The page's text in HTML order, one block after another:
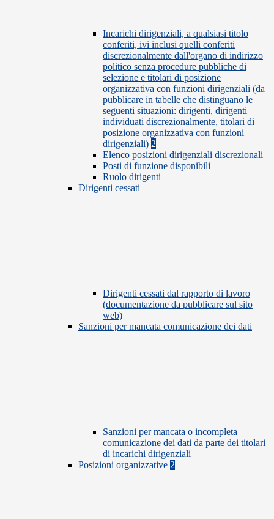
Incarichi dirigenziali, a qualsiasi titolo
conferiti, ivi inclusi quelli conferiti
discrezionalmente dall'organo di indirizzo
politico senza procedure pubbliche di
selezione e titolari di posizione
organizzativa con funzioni dirigenziali (da
pubblicare in tabelle che distinguano le
seguenti situazioni: dirigenti, dirigenti
individuati discrezionalmente, titolari di
posizione organizzativa con funzioni
dirigenziali) 2
Elenco posizioni dirigenziali discrezionali
Posti di funzione disponibili
Ruolo dirigenti
Dirigenti cessati
Dirigenti cessati dal rapporto di lavoro
(documentazione da pubblicare sul sito
web)
Sanzioni per mancata comunicazione dei dati
Sanzioni per mancata o incompleta
comunicazione dei dati da parte dei titolari
di incarichi dirigenziali
Posizioni organizzative 2